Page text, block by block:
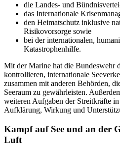
die Landes- und
das Internationale
den Heimatschutz inklusive
Risikovorsorge sowie
bei der internationalen,
Katastrophenhilfe.
Mit der Marine hat die Bundeswehr
kontrollieren, internationale
zusammen mit anderen Behörden,
Seeraum zu gewährleisten.
weiteren Aufgaben der Streitkräfte
Aufklärung, Wirkung und
Kampf auf See und an der
Luft